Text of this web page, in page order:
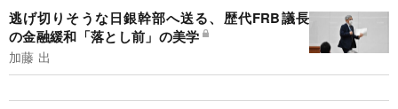
逃げ切りそうな日銀幹部へ送る、歴代FRB議長
の金融緩和「落とし前」の美学
加藤 出